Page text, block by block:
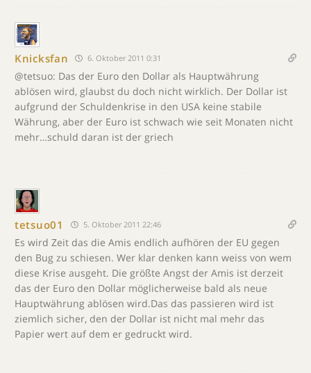
Knicksfan 6. Oktober 2011 0:31
@tetsuo: Das der Euro den Dollar als Hauptwährung
ablösen wird, glaubst du doch nicht wirklich. Der Dollar ist
aufgrund der Schuldenkrise in den USA keine stabile
Währung, aber der Euro ist schwach wie seit Monaten nicht
mehr…schuld daran ist der griech
tetsuo01 5. Oktober 2011 22:46
Es wird Zeit das die Amis endlich aufhören der EU gegen
den Bug zu schiesen. Wer klar denken kann weiss von wem
diese Krise ausgeht. Die größte Angst der Amis ist derzeit
das der Euro den Dollar möglicherweise bald als neue
Hauptwährung ablösen wird.Das das passieren wird ist
ziemlich sicher, den der Dollar ist nicht mal mehr das
Papier wert auf dem er gedruckt wird.